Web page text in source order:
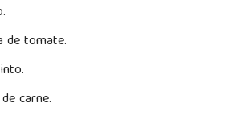
de tomate.
carne.